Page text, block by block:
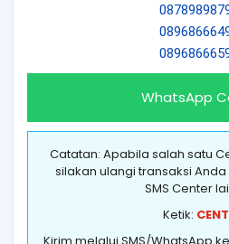
WhatsApp
Catatan: Apabila salah satu
silakan ulangi transaksi
SMS Center
Ketik: